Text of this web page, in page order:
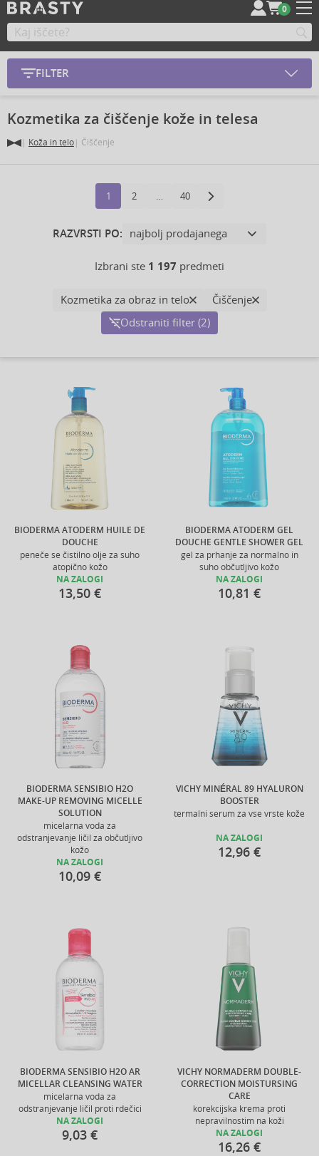
0
FILTER
Kozmetika za čiščenje kože in telesa
Koža in telo Čiščenje
1 2 … 40
RAZVRSTI PO:
Izbrani ste 1 197 predmeti
Kozmetika za obraz in telo
Čiščenje
Odstraniti filter (2)
BIODERMA ATODERM HUILE DE
DOUCHE
peneče se čistilno olje za suho
atopično kožo
NA ZALOGI
13,50 €
BIODERMA ATODERM GEL
DOUCHE GENTLE SHOWER GEL
gel za prhanje za normalno in
suho občutljivo kožo
NA ZALOGI
10,81 €
BIODERMA SENSIBIO H2O
MAKE-UP REMOVING MICELLE
SOLUTION
micelarna voda za
odstranjevanje ličil za občutljivo
kožo
NA ZALOGI
10,09 €
VICHY MINÉRAL 89 HYALURON
BOOSTER
termalni serum za vse vrste kože
NA ZALOGI
12,96 €
BIODERMA SENSIBIO H2O AR
MICELLAR CLEANSING WATER
micelarna voda za
odstranjevanje ličil proti rdečici
NA ZALOGI
9,03 €
VICHY NORMADERM DOUBLE-
CORRECTION MOISTURSING
CARE
korekcijska krema proti
nepravilnostim na koži
NA ZALOGI
16,26 €